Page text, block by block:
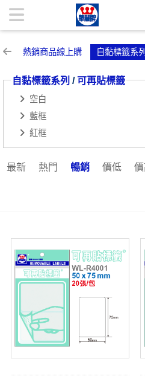
可再貼標籤 | 華麗牌自粘標籤
熱銷商品線上購 自黏標籤系列
自黏標籤系列 /可再貼標籤
空白
藍框
紅框
最新 熱門 暢銷 價低